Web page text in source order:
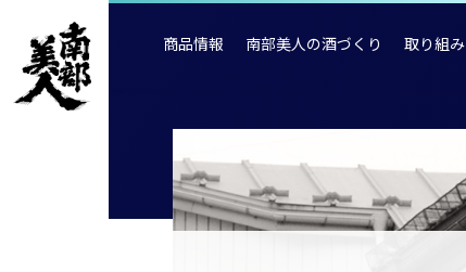
商品情報 南部美人の酒づくり 取り組み